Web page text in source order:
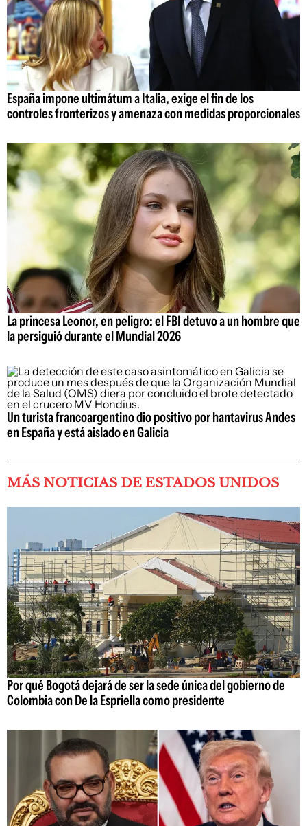
España impone ultimátum a Italia, exige el fin de los
controles fronterizos y amenaza con medidas proporcionales
La princesa Leonor, en peligro: el FBI detuvo a un hombre que
la persiguió durante el Mundial 2026
Un turista francoargentino dio positivo por hantavirus Andes
en España y está aislado en Galicia
MÁS NOTICIAS DE ESTADOS UNIDOS
Por qué Bogotá dejará de ser la sede única del gobierno de
Colombia con De la Espriella como presidente